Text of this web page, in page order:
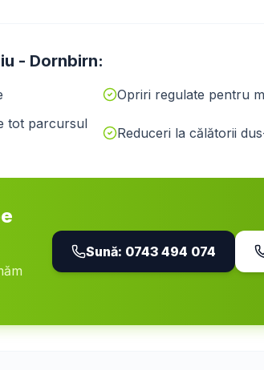
- Dornbirn:
Opriri regulate pentru
tot parcursul
Reduceri la călătorii
Sună: 0743 494 074